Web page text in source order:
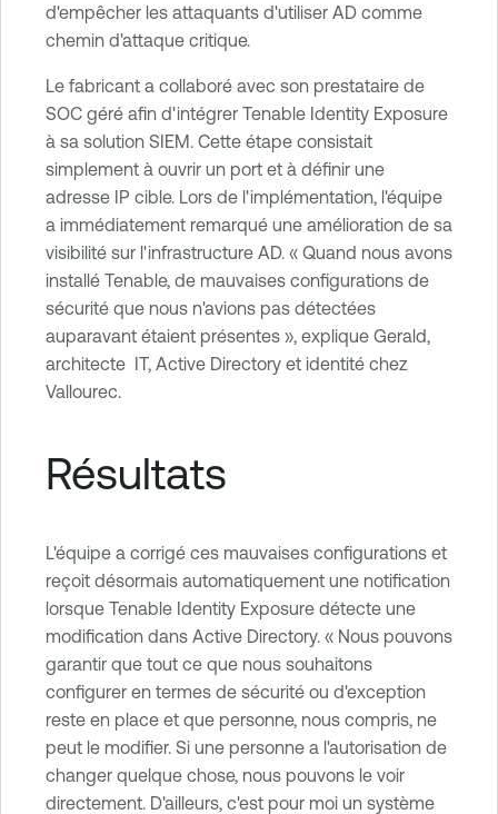
d'empêcher les attaquants d'utiliser AD comme
chemin d'attaque critique.
Le fabricant a collaboré avec son prestataire de
SOC géré afin d'intégrer Tenable Identity Exposure
à sa solution SIEM. Cette étape consistait
simplement à ouvrir un port et à définir une
adresse IP cible. Lors de l'implémentation, l'équipe
a immédiatement remarqué une amélioration de sa
visibilité sur l'infrastructure AD. « Quand nous avons
installé Tenable, de mauvaises configurations de
sécurité que nous n'avions pas détectées
auparavant étaient présentes », explique Gerald,
architecte IT, Active Directory et identité chez
Vallourec.
Résultats
L'équipe a corrigé ces mauvaises configurations et
reçoit désormais automatiquement une notification
lorsque Tenable Identity Exposure détecte une
modification dans Active Directory. « Nous pouvons
garantir que tout ce que nous souhaitons
configurer en termes de sécurité ou d'exception
reste en place et que personne, nous compris, ne
peut le modifier. Si une personne a l'autorisation de
changer quelque chose, nous pouvons le voir
directement. D'ailleurs, c'est pour moi un système